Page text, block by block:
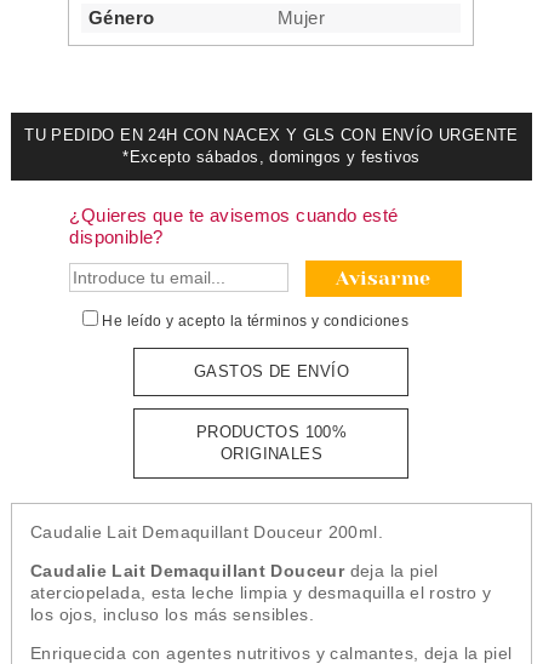
Género
Mujer
TU PEDIDO EN 24H CON NACEX Y GLS CON ENVÍO URGENTE
*Excepto sábados, domingos y festivos
¿Quieres que te avisemos cuando esté
disponible?
Avisarme
He leído y acepto la términos y condiciones
GASTOS DE ENVÍO
PRODUCTOS 100%
ORIGINALES
Caudalie Lait Demaquillant Douceur 200ml.
Caudalie Lait Demaquillant Douceur deja la piel
aterciopelada, esta leche limpia y desmaquilla el rostro y
los ojos, incluso los más sensibles.
Enriquecida con agentes nutritivos y calmantes, deja la piel